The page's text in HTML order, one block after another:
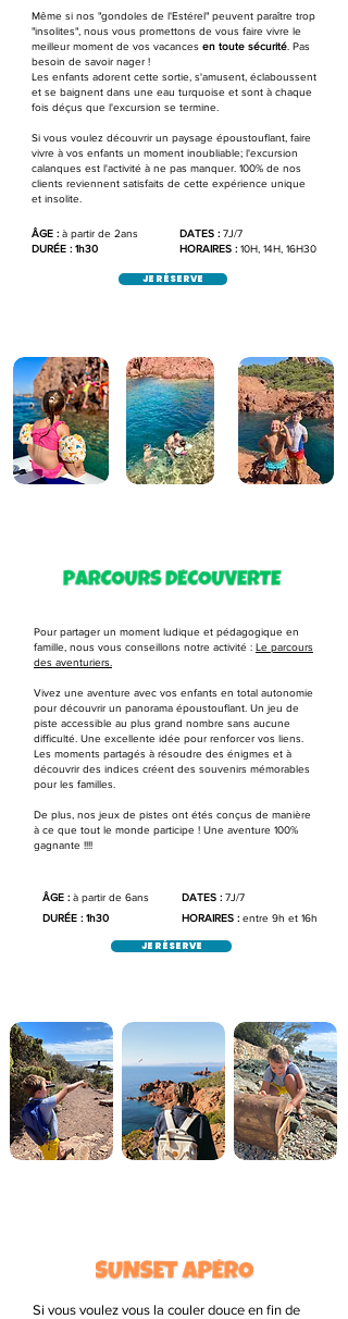
Même si nos "gondoles de l'Estérel" peuvent paraître trop
"insolites", nous vous promettons de vous faire vivre le
meilleur moment de vos vacances en toute sécurité . Pas
besoin de savoir nager !
Les enfants adorent cette sortie, s'amusent, éclaboussent
et se baignent dans une eau turquoise et sont à chaque
fois déçus que l'excursion se termine.
Si vous voulez découvrir un paysage époustouflant, faire
vivre à vos enfants un moment inoubliable; l'excursion
calanques est l'activité à ne pas manquer. 100% de nos
clients reviennent satisfaits de cette expérience unique
et insolite.
JE RÉSERVE
ÂGE : à partir de 2ans
DURÉE : 1h30
DATES : 7J/7
HORAIRES : 10H, 14H, 16H30
ÂGE : à partir de 6ans
DURÉE : 1h30
DATES : 7J/7
HORAIRES : entre 9h et 16h
Pour partager un moment ludique et pédagogique en
famille, nous vous conseillons notre activité : Le parcours
des aventuriers.
Vivez une aventure avec vos enfants en total autonomie
pour découvrir un panorama époustouflant. Un jeu de
piste accessible au plus grand nombre sans aucune
difficulté. Une excellente idée pour renforcer vos liens.
Les moments partagés à résoudre des énigmes et à
découvrir des indices créent des souvenirs mémorables
pour les familles.
De plus, nos jeux de pistes ont étés conçus de manière
à ce que tout le monde participe ! Une aventure 100%
gagnante !!!!
JE RÉSERVE
Si vous voulez vous la couler douce en fin de